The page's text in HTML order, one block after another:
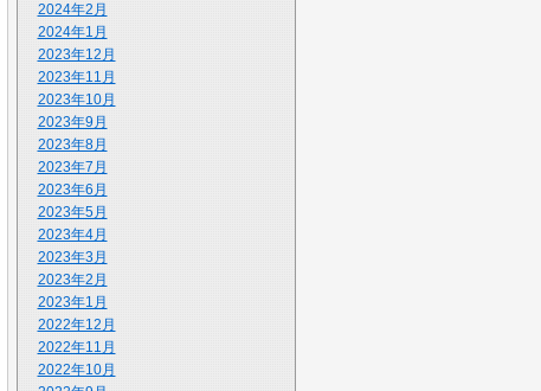
2024年2月
2024年1月
2023年12月
2023年11月
2023年10月
2023年9月
2023年8月
2023年7月
2023年6月
2023年5月
2023年4月
2023年3月
2023年2月
2023年1月
2022年12月
2022年11月
2022年10月